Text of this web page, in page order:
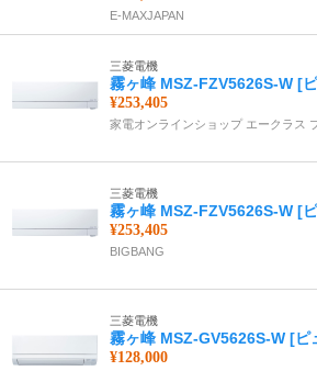
E-MAXJAPAN
三菱電機
霧ヶ峰 MSZ-FZV5626S-W [
¥253,405
家電オンラインショップ エークラス
三菱電機
霧ヶ峰 MSZ-FZV5626S-W [
¥253,405
BIGBANG
三菱電機
霧ヶ峰 MSZ-GV5626S-W [ピ
¥128,000